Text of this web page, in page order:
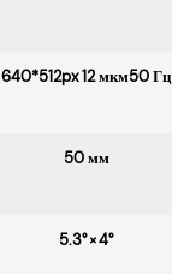
640*512px 12 мкм50 Гц
50 мм
5.3° × 4°